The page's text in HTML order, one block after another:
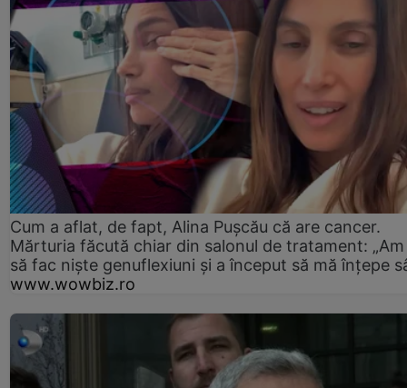
Cum a aflat, de fapt, Alina Pușcău că are cancer.
Mărturia făcută chiar din salonul de tratament:
să fac niște genuflexiuni și a început să mă înțepe
www.wowbiz.ro